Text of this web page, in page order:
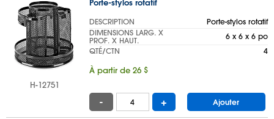
H-12751
Porte-stylos rotatif
DESCRIPTION
Porte-stylos rotatif
DIMENSIONS LARG. X
PROF. X HAUT.
6 x 6 x 6 po
QTÉ/CTN
4
À partir de 26 $
- + Ajouter